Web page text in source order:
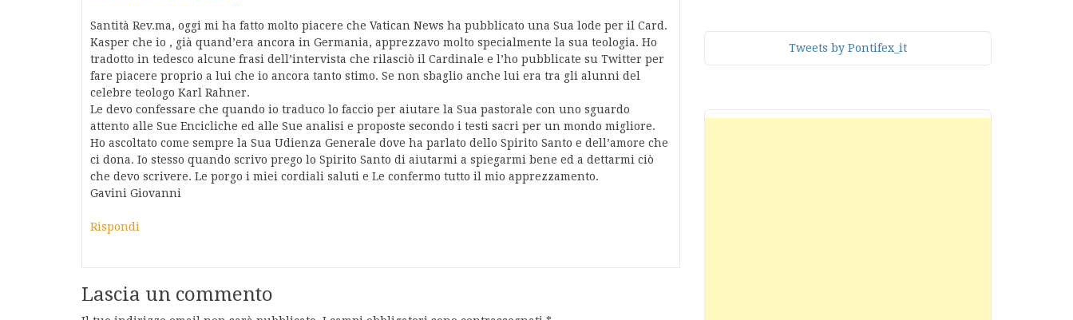
Santità Rev.ma, oggi mi ha fatto molto piacere che Vatican News ha pubblicato una Sua lode per il Card.
Kasper che io , già quand’era ancora in Germania, apprezzavo molto specialmente la sua teologia. Ho
tradotto in tedesco alcune frasi dell’intervista che rilasciò il Cardinale e l’ho pubblicate su Twitter per
fare piacere proprio a lui che io ancora tanto stimo. Se non sbaglio anche lui era tra gli alunni del
celebre teologo Karl Rahner.
Le devo confessare che quando io traduco lo faccio per aiutare la Sua pastorale con uno sguardo
attento alle Sue Encicliche ed alle Sue analisi e proposte secondo i testi sacri per un mondo migliore.
Ho ascoltato come sempre la Sua Udienza Generale dove ha parlato dello Spirito Santo e dell’amore che
ci dona. Io stesso quando scrivo prego lo Spirito Santo di aiutarmi a spiegarmi bene ed a dettarmi ciò
che devo scrivere. Le porgo i miei cordiali saluti e Le confermo tutto il mio apprezzamento.
Gavini Giovanni
Rispondi
Lascia un commento
Tweets by Pontifex_it